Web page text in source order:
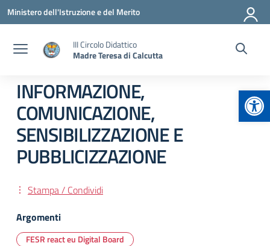
Vai ai contenuti
Vai al menu di navigazione
Vai al footer
Ministero dell'Istruzione e del Merito
III Circolo Didattico
Madre Teresa di Calcutta
INFORMAZIONE,
COMUNICAZIONE,
SENSIBILIZZAZIONE E
PUBBLICIZZAZIONE
Stampa / Condividi
Argomenti
FESR react eu Digital Board